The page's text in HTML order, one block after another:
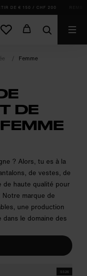
DE € 150 / CHF 200
Femme
DE
? Alors, tu es à la
de vestes, de
de haute qualité pour
marque de
une production
le domaine des
SS26